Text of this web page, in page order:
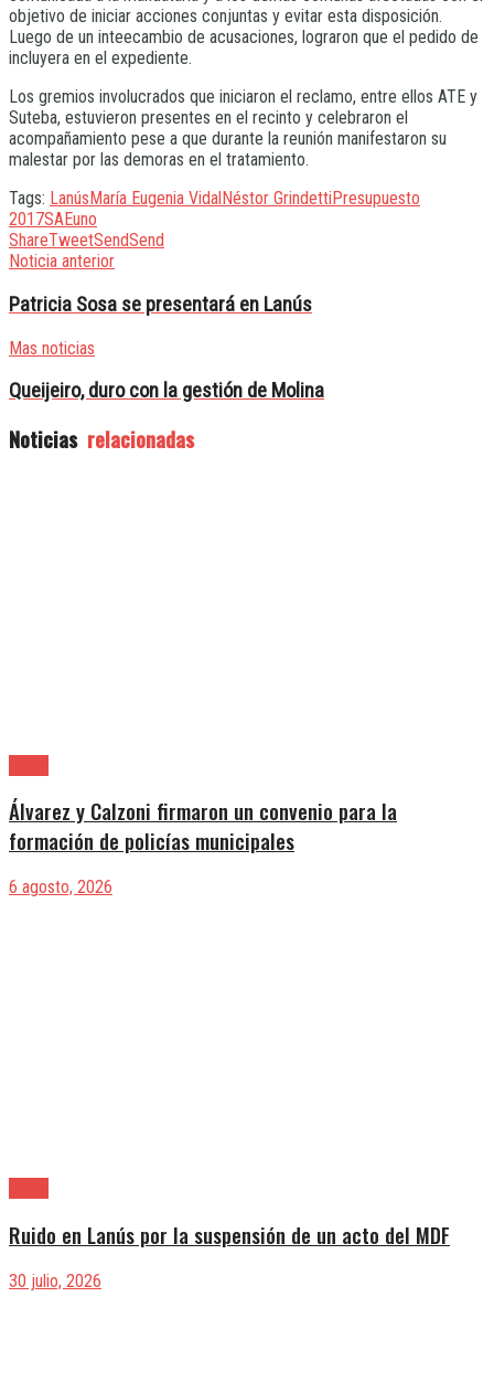
objetivo de iniciar acciones conjuntas y evitar esta disposición.
Luego de un inteecambio de acusaciones, lograron que el pedido de
incluyera en el expediente.
Los gremios involucrados que iniciaron el reclamo, entre ellos ATE y
Suteba, estuvieron presentes en el recinto y celebraron el
acompañamiento pese a que durante la reunión manifestaron su
malestar por las demoras en el tratamiento.
Tags: LanúsMaría Eugenia VidalNéstor GrindettiPresupuesto
2017SAEuno
ShareTweetSendSend
Noticia anterior
Patricia Sosa se presentará en Lanús
Mas noticias
Queijeiro, duro con la gestión de Molina
Noticias relacionadas
Álvarez y Calzoni firmaron un convenio para la
formación de policías municipales
6 agosto, 2026
Ruido en Lanús por la suspensión de un acto del MDF
30 julio, 2026